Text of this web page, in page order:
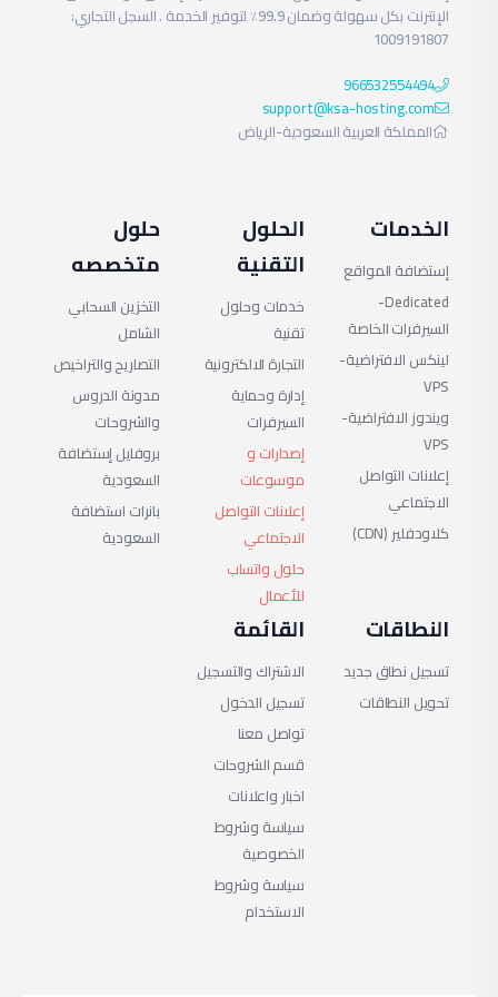
موقع من التأثير على أداء
هذا العزل الذكي يؤدي
إلى خوادم أكثر ثباتًا، تقليل
حتى في أوقات الذروة.
أهم مميزات
CloudLinux
عزل كامل لكل
حساب استضافة
باستخدام LVE.
منع استهلاك الموارد
الزائد (Noisy
Neighbors).
استقرار أعلى للخادم
وتقليل الأعطال.
دعم كامل لـ cPanel
اشترك الآن
الإنترنت بكل سهولة وضمان 99.9٪ لتوفير الخدمة . السجل التجاري:
1009191807
966532554494
support@ksa-hosting.com
المملكة العربية السعودية-الرياض
الخدمات
إستضافة المواقع
Dedicated-
السيرفرات الخاصة
لينكس الافتراضية-
VPS
ويندوز الافتراضية-
VPS
إعلانات التواصل
الاجتماعي
كلاودفلير (CDN)
الحلول
التقنية
خدمات وحلول
تقنية
التجارة الالكترونية
إدارة وحماية
السيرفرات
إصدارات و
موسوعات
إعلانات التواصل
الاجتماعي
حلول واتساب
للأعمال
حلول
متخصصه
التخزين السحابي
الشامل
التصاريح والتراخيص
مدونة الدروس
والشروحات
بروفايل إستضافة
السعودية
بانرات استضافة
السعودية
النطاقات
تسجيل نطاق جديد
تحويل النطاقات
القائمة
الاشتراك والتسجيل
تسجيل الدخول
تواصل معنا
قسم الشروحات
اخبار واعلانات
سياسة وشروط
الخصوصية
سياسة وشروط
الاستخدام